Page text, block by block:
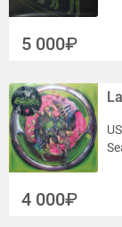
5 000
4 000